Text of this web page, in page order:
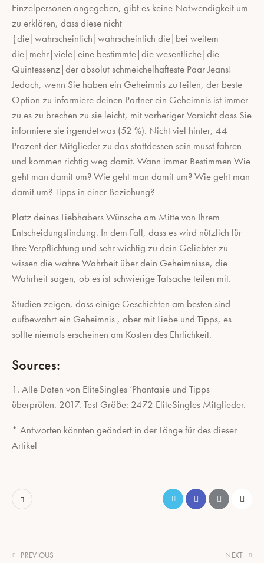
Einzelpersonen angegeben, gibt es keine Notwendigkeit um
zu erklären, dass diese nicht
{die|wahrscheinlich|wahrscheinlich die|bei weitem
die|mehr|viele|eine bestimmte|die wesentliche|die
Quintessenz|der absolut schmeichelhafteste Paar Jeans!
Jedoch, wenn Sie haben ein Geheimnis zu teilen, der beste
Option zu informiere deinen Partner ein Geheimnis ist immer
zu es zu brechen zu sie leicht, mit vorheriger Vorsicht dass Sie
informiere sie irgendetwas (52 %). Nicht viel hinter, 44
Prozent der Mitglieder zu das stattdessen sein musst fahren
und kommen richtig weg damit. Wann immer Bestimmen Wie
geht man damit um? Wie geht man damit um? Wie geht man
damit um? Tipps in einer Beziehung?
Platz deines Liebhabers Wünsche am Mitte von Ihrem
Entscheidungsfindung. In dem Fall, dass es wird nützlich für
Ihre Verpflichtung und sehr wichtig zu dein Geliebter zu
wissen die wahre Wahrheit über dein Geheimnisse, die
Wahrheit sagen, ob es ist schwierige Tatsache teilen mit.
Studien zeigen, dass einige Geschichten am besten sind
aufbewahrt ein Geheimnis , aber mit Liebe und Tipps, es
sollte niemals erscheinen am Kosten des Ehrlichkeit.
Sources:
1. Alle Daten von EliteSingles ‘Phantasie und Tipps
überprüfen. 2017. Test Größe: 2472 EliteSingles Mitglieder.
* Antworten könnten geändert in der Länge für des dieser
Artikel
PREVIOUS NEXT